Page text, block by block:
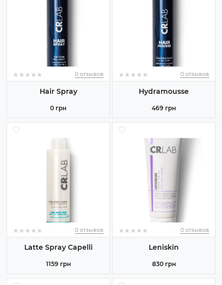
★
★ ★
★ ★
★ ★
★ ★
★ 0 отзывов
Hair Spray
0 грн
★
★ ★
★ ★
★ ★
★ ★
★ 0 отзывов
Hydramousse
469 грн
★
★ ★
★ ★
★ ★
★ ★
★ 0 отзывов
Latte Spray Capelli
1159 грн
★
★ ★
★ ★
★ ★
★ ★
★ 0 отзывов
Leniskin
830 грн